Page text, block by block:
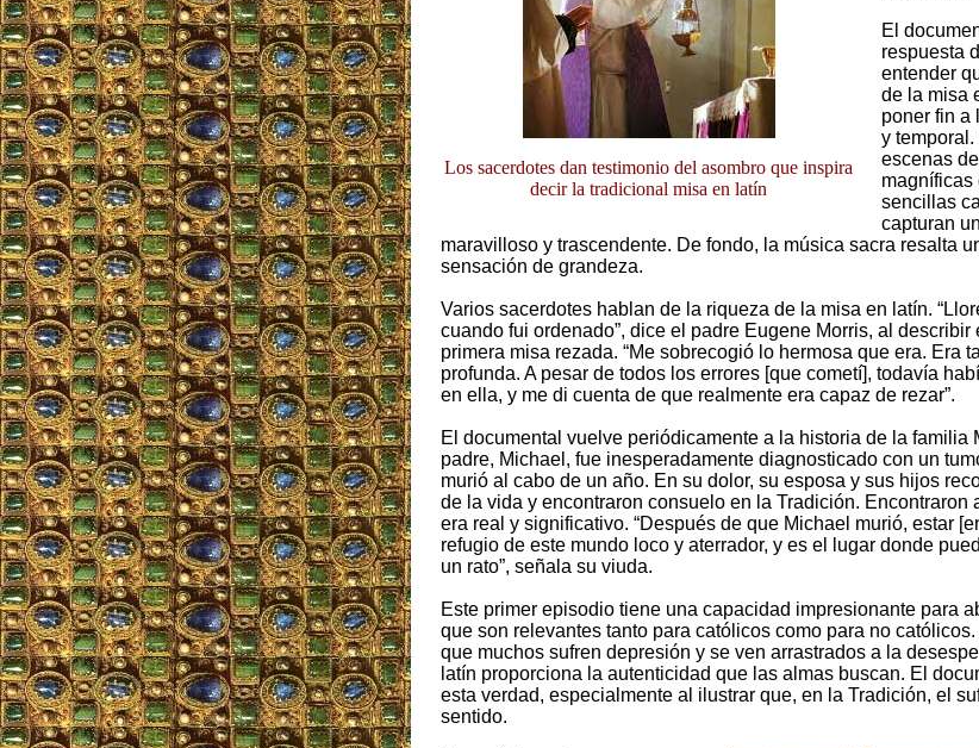
Los sacerdotes dan testimonio del asombro que inspira
decir la tradicional misa en latín
El
respuesta
entender
de la misa
poner fin a
y
escenas
magníficas
sencillas
capturan
maravilloso y trascendente. De fondo, la música sacra resalta
sensación de grandeza.
Varios sacerdotes hablan de la riqueza de la misa en latín.
cuando fui ordenado”, dice el padre Eugene Morris, al describir
primera misa rezada. “Me sobrecogió lo hermosa que era. Era
profunda. A pesar de todos los errores [que cometí], todavía
en ella, y me di cuenta de que realmente era capaz de rezar”.
El documental vuelve periódicamente a la historia de la familia
padre, Michael, fue inesperadamente diagnosticado con un
murió al cabo de un año. En su dolor, su esposa y sus hijos
de la vida y encontraron consuelo en la Tradición. Encontraron
era real y significativo. “Después de que Michael murió, estar
refugio de este mundo loco y aterrador, y es el lugar donde
un rato”, señala su viuda.
Este primer episodio tiene una capacidad impresionante para
que son relevantes tanto para católicos como para no católicos.
que muchos sufren depresión y se ven arrastrados a la
latín proporciona la autenticidad que las almas buscan. El
esta verdad, especialmente al ilustrar que, en la Tradición, el
sentido.